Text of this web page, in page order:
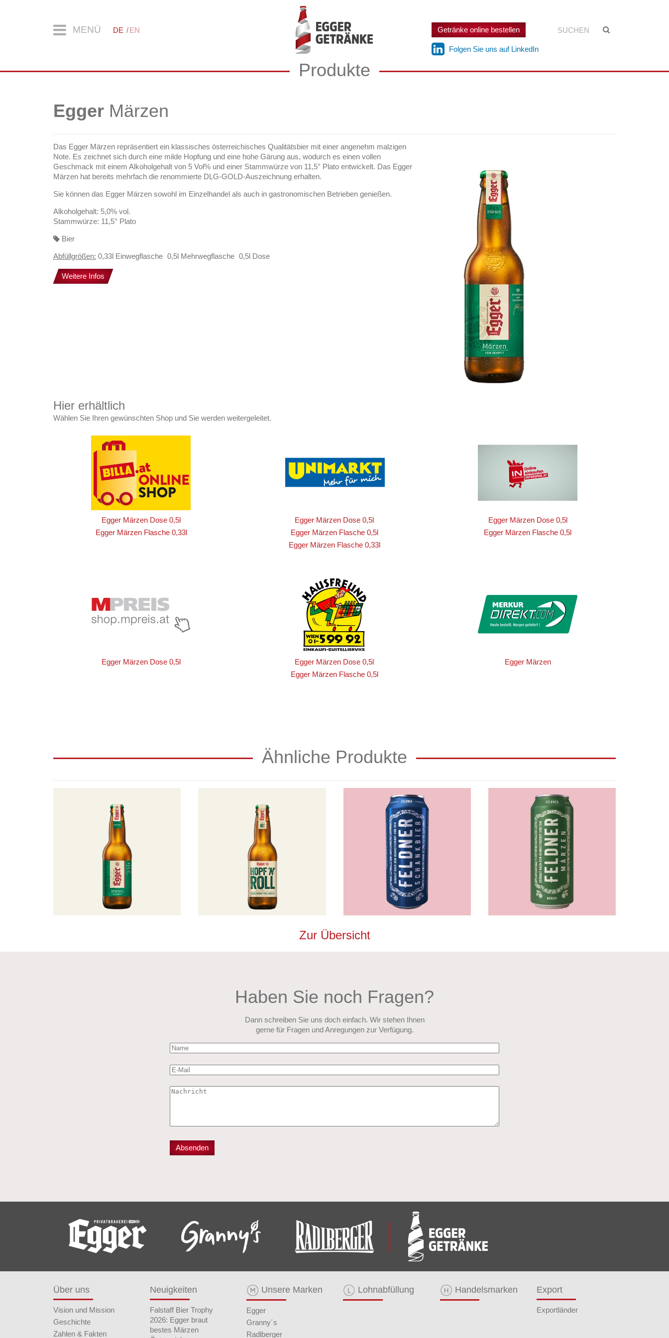
MENÜ DE EN Suchen:
Getränke online bestellen
Folgen Sie uns auf LinkedIn
Produkte
Egger Märzen
Das Egger Märzen repräsentiert ein klassisches österreichisches Qualitätsbier mit einer angenehm malzigen
Note. Es zeichnet sich durch eine milde Hopfung und eine hohe Gärung aus, wodurch es einen vollen
Geschmack mit einem Alkoholgehalt von 5 Vol% und einer Stammwürze von 11,5° Plato entwickelt. Das Egger
Märzen hat bereits mehrfach die renommierte DLG-GOLD-Auszeichnung erhalten.
Sie können das Egger Märzen sowohl im Einzelhandel als auch in gastronomischen Betrieben genießen.
Alkoholgehalt: 5,0% vol.
Stammwürze: 11,5° Plato
Bier
Abfüllgrößen: 0,33l Einwegflasche 0,5l Mehrwegflasche 0,5l Dose
Weitere Infos
Hier erhältlich
Wählen Sie Ihren gewünschten Shop und Sie werden weitergeleitet.
Egger Märzen Dose 0,5l
Egger Märzen Flasche 0,33l
Egger Märzen Dose 0,5l
Egger Märzen Flasche 0,5l
Egger Märzen Flasche 0,33l
Egger Märzen Dose 0,5l
Egger Märzen Flasche 0,5l
Egger Märzen Dose 0,5l
Egger Märzen Dose 0,5l
Egger Märzen Flasche 0,5l
Egger Märzen
Ähnliche Produkte
Zur Übersicht
Haben Sie noch Fragen?
Dann schreiben Sie uns doch einfach. Wir stehen Ihnen
gerne für Fragen und Anregungen zur Verfügung.
Über uns
Vision und Mission
Geschichte
Zahlen & Fakten
Neuigkeiten
Falstaff Bier Trophy
2026: Egger braut
bestes Märzen
Unsere Marken
Egger
Granny´s
Radlberger
Lohnabfüllung Handelsmarken Export
Exportländer